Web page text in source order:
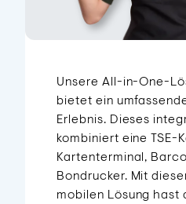
Unsere All-in-One-
bietet ein
Erlebnis. Dieses
kombiniert eine TSE-
Kartenterminal,
Bondrucker. Mit
mobilen Lösung hast